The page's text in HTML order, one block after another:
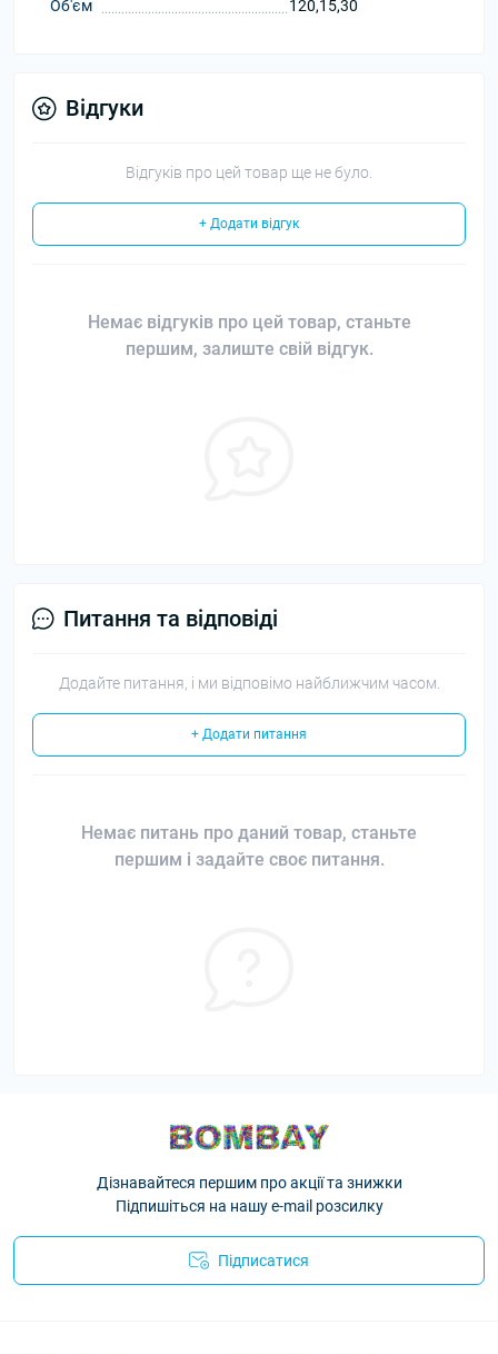
Об'єм 120,15,30
Відгуки
Відгуків про цей товар ще не було.
+ Додати відгук
Немає відгуків про цей товар, станьте
першим, залиште свій відгук.
Питання та відповіді
Додайте питання, і ми відповімо найближчим часом.
+ Додати питання
Немає питань про даний товар, станьте
першим і задайте своє питання.
Дізнавайтеся першим про акції та знижки
Підпишіться на нашу e-mail розсилку
Підписатися